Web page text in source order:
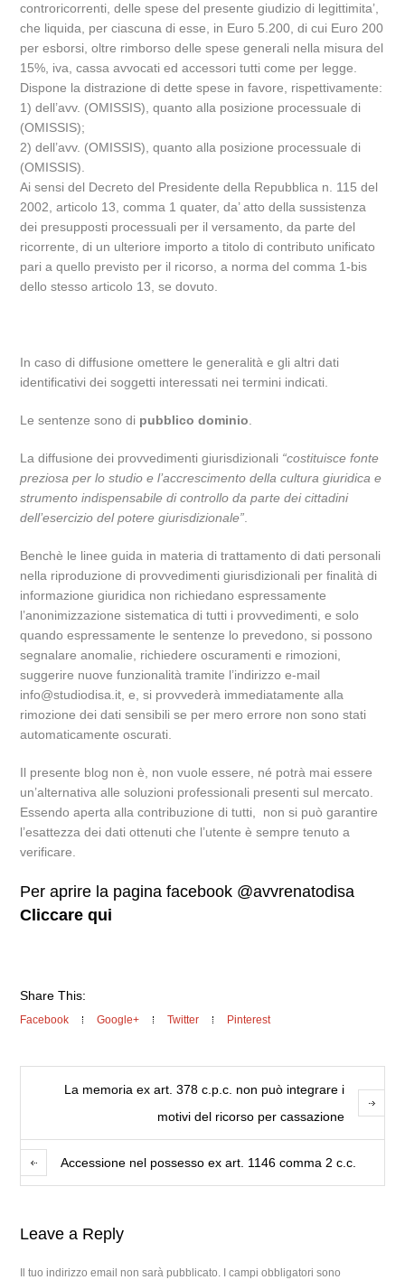
controricorrenti, delle spese del presente giudizio di legittimita’,
che liquida, per ciascuna di esse, in Euro 5.200, di cui Euro 200
per esborsi, oltre rimborso delle spese generali nella misura del
15%, iva, cassa avvocati ed accessori tutti come per legge.
Dispone la distrazione di dette spese in favore, rispettivamente:
1) dell’avv. (OMISSIS), quanto alla posizione processuale di
(OMISSIS);
2) dell’avv. (OMISSIS), quanto alla posizione processuale di
(OMISSIS).
Ai sensi del Decreto del Presidente della Repubblica n. 115 del
2002, articolo 13, comma 1 quater, da’ atto della sussistenza
dei presupposti processuali per il versamento, da parte del
ricorrente, di un ulteriore importo a titolo di contributo unificato
pari a quello previsto per il ricorso, a norma del comma 1-bis
dello stesso articolo 13, se dovuto.
In caso di diffusione omettere le generalità e gli altri dati
identificativi dei soggetti interessati nei termini indicati.
Le sentenze sono di pubblico dominio
La diffusione dei provvedimenti giurisdizionali “costituisce fonte
preziosa per lo studio e l’accrescimento della cultura giuridica e
strumento indispensabile di controllo da parte dei cittadini
dell’esercizio del potere giurisdizionale”
Benchè le linee guida in materia di trattamento di dati personali
nella riproduzione di provvedimenti giurisdizionali per finalità di
informazione giuridica non richiedano espressamente
l’anonimizzazione sistematica di tutti i provvedimenti, e solo
quando espressamente le sentenze lo prevedono, si possono
segnalare anomalie, richiedere oscuramenti e rimozioni,
suggerire nuove funzionalità tramite l’indirizzo e-mail
info@studiodisa.it, e, si provvederà immediatamente alla
rimozione dei dati sensibili se per mero errore non sono stati
automaticamente oscurati.
Il presente blog non è, non vuole essere, né potrà mai essere
un’alternativa alle soluzioni professionali presenti sul mercato.
Essendo aperta alla contribuzione di tutti, non si può garantire
l’esattezza dei dati ottenuti che l’utente è sempre tenuto a
verificare.
Per aprire la pagina facebook @avvrenatodisa
Cliccare qui
Share This:
Facebook Google+ Twitter Pinterest
La memoria ex art. 378 c.p.c. non può integrare i
motivi del ricorso per cassazione
Accessione nel possesso ex art. 1146 comma 2 c.c.
Leave a Reply
Il tuo indirizzo email non sarà pubblicato.
I campi obbligatori sono